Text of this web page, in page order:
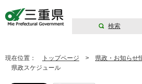
検索
現在位置： トップページ > 県政・お知らせ
県政スケジュール